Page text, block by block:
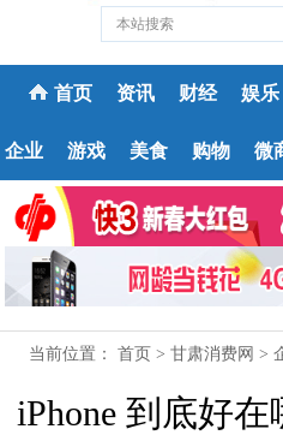
首页 资讯 财经 娱乐
企业 游戏 美食 购物 微
当前位置：首页 >甘肃消费网 >
iPhone 到底好